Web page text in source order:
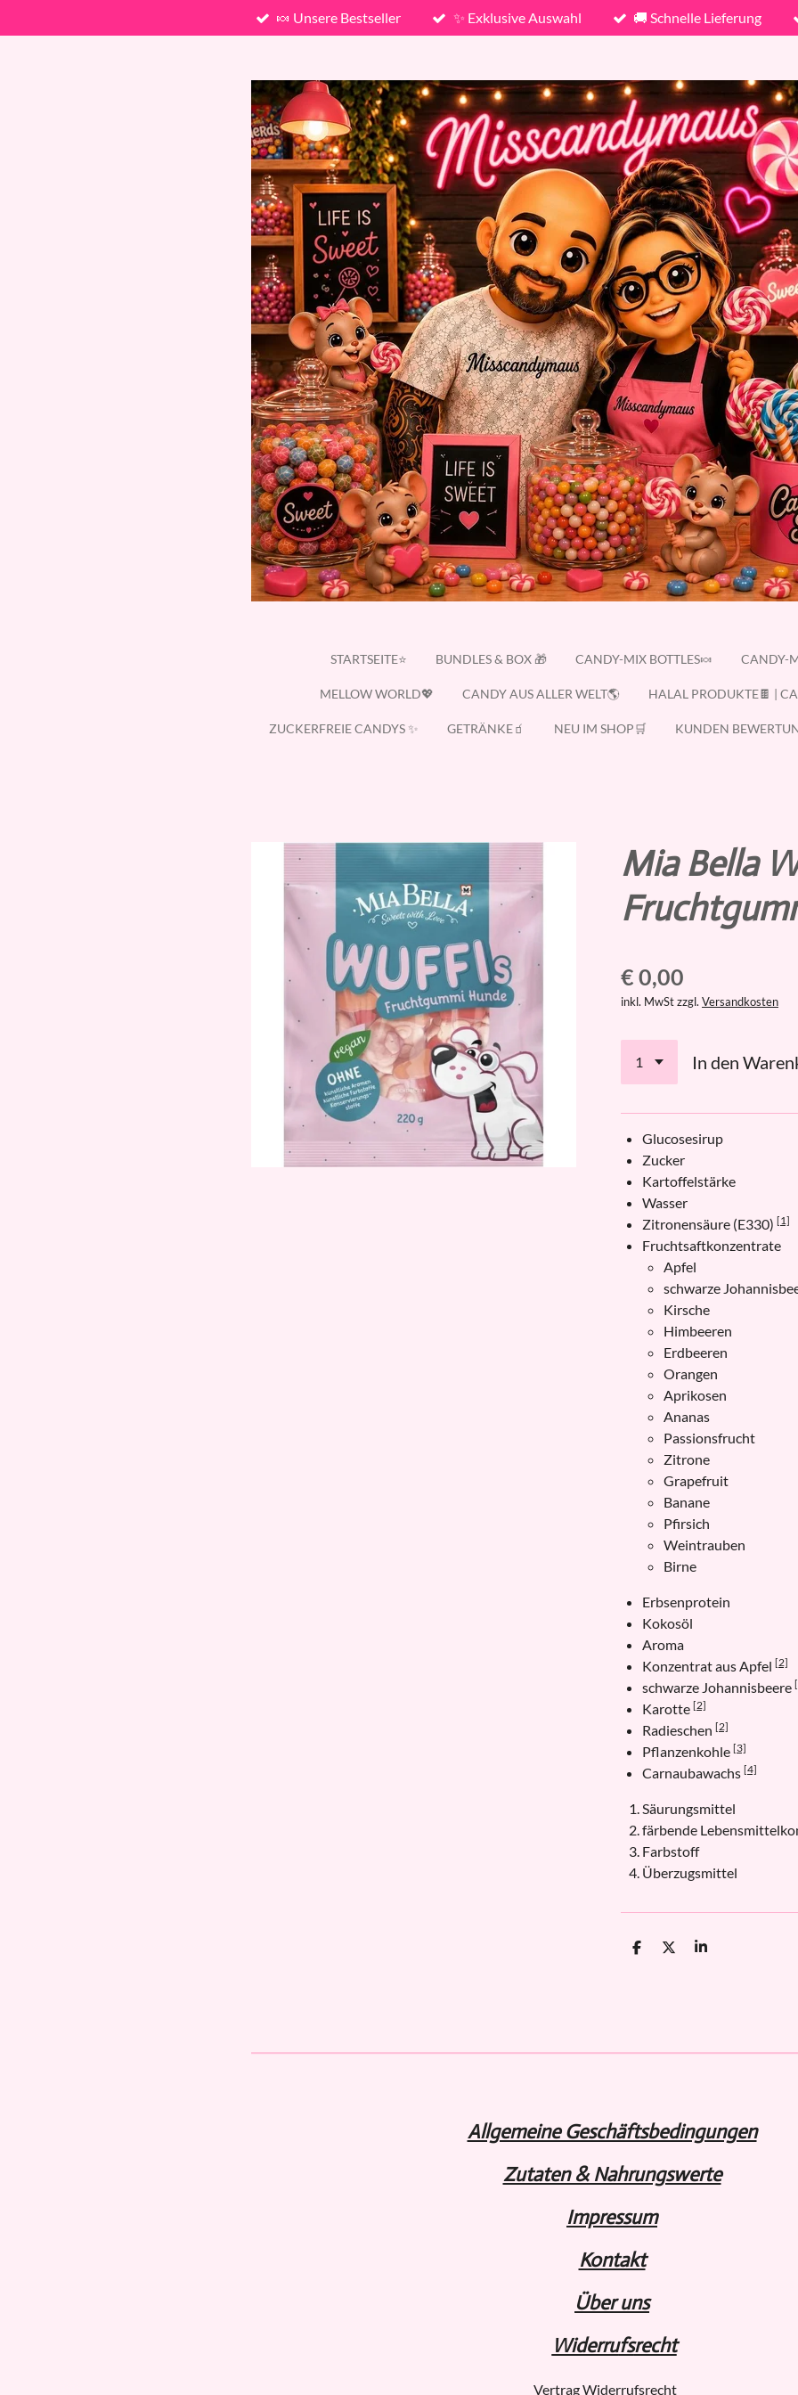
Hauptinhalt
🍬 Unsere Bestseller ✨ Exklusive Auswahl 🚚 Schnelle Lieferung
STARTSEITE⭐ BUNDLES & BOX 🎁 CANDY-MIX BOTTLES🍬 CANDY-
MELLOW WORLD💖 CANDY AUS ALLER WELT🌎 HALAL PRODUKTE🍫 |
ZUCKERFREIE CANDYS ✨ GETRÄNKE🧃 NEU IM SHOP🛒 KUNDEN
Mia Bella
€ 0,00
inkl. MwSt zzgl. Versandkosten
In den
Glucosesirup
Zucker
Kartoffelstärke
Wasser
Zitronensäure (E330) [1]
Fruchtsaftkonzentrate
Apfel
schwarze
Kirsche
Himbeeren
Erdbeeren
Orangen
Aprikosen
Ananas
Passionsfrucht
Zitrone
Grapefruit
Banane
Pfirsich
Weintrauben
Birne
Erbsenprotein
Kokosöl
Aroma
Konzentrat aus Apfel [2]
schwarze Johannisbeere
Karotte [2]
Radieschen [2]
Pflanzenkohle [3]
Carnaubawachs [4]
Säurungsmittel
färbende
Farbstoff
Überzugsmittel
T
T
T
Allgemeine Geschäftsbedingungen
Zutaten & Nahrungswerte
Impressum
Kontakt
Über uns
Widerrufsrecht
Vertrag Widerrufsrecht